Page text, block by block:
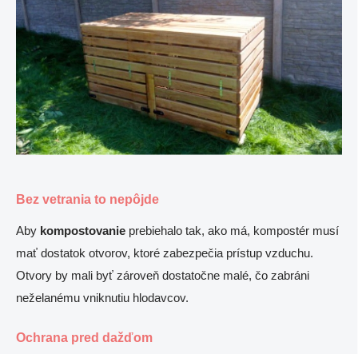
Bez vetrania to nepôjde
Aby kompostovanie prebiehalo tak, ako má, kompostér musí
mať dostatok otvorov, ktoré zabezpečia prístup vzduchu.
Otvory by mali byť zároveň dostatočne malé, čo zabráni
neželanému vniknutiu hlodavcov.
Ochrana pred dažďom